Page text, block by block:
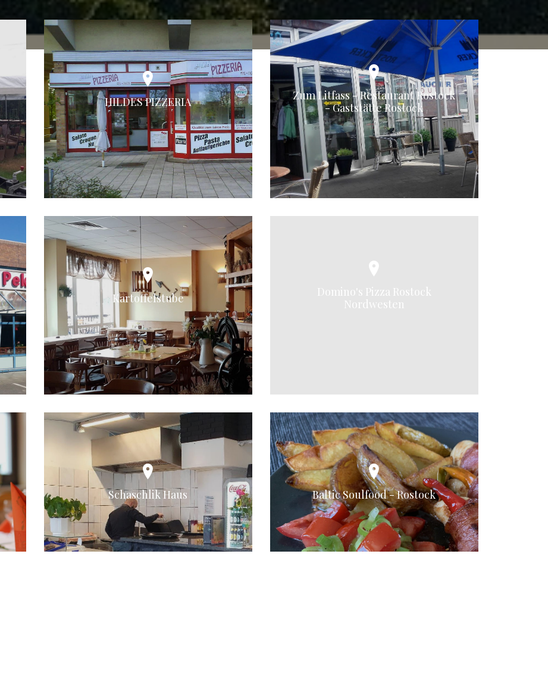
HILDES PIZZERIA
Zum Litfass - Restaurant Rostock
- Gaststätte Rostock
Kartoffelstube
Domino's Pizza Rostock
Nordwesten
Schaschlik Haus Baltic Soulfood - Rostock